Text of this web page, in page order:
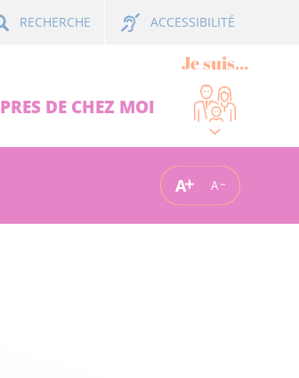
RECHERCHE ACCESSIBILITÉ
PRES DE CHEZ MOI
Je suis...
A A